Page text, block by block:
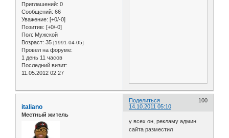
Приглашений: 0
Сообщений: 66
Уважение: [+0/-0]
Позитив: [+0/-0]
Пол: Мужской
Возраст: 35 [1991-04-05]
Провел на форуме:
1 день 11 часов
Последний визит:
11.05.2012 02:27
Поделиться
100
14.10.2011 05:10
italiano
Местный житель
у всех он, рекламу админ
сайта разместил